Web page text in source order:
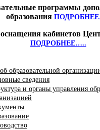
программы
образования
кабинетов
ПОДРОБНЕЕ…..
образовательной
сведения
и органы управления